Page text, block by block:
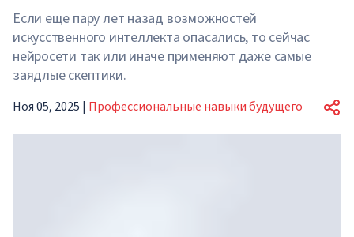
Если еще пару лет назад возможностей
искусственного интеллекта опасались, то сейчас
нейросети так или иначе применяют даже самые
заядлые скептики.
Ноя 05, 2025 | Профессиональные навыки будущего